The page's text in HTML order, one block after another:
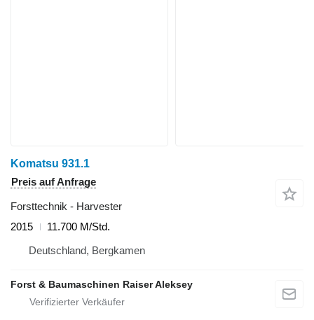
Komatsu 931.1
Preis auf Anfrage
Forsttechnik - Harvester
2015
11.700 M/Std.
Deutschland, Bergkamen
Forst & Baumaschinen Raiser Aleksey